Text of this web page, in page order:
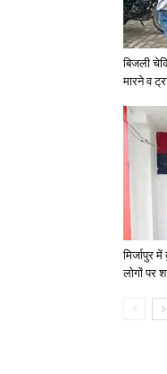
बिजली
मारने व
मिर्जापुर
लोगों पर